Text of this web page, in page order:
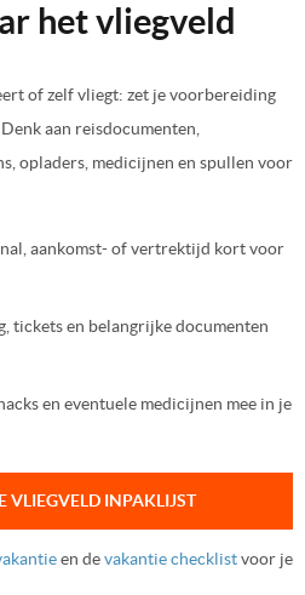
het vliegveld
of zelf vliegt: zet je voorbereiding
aan reisdocumenten,
opladers, medicijnen en spullen voor
aankomst- of vertrektijd kort voor
tickets en belangrijke documenten
en eventuele medicijnen mee in je
VLIEGVELD INPAKLIJST
en devakantie checklistvoor je